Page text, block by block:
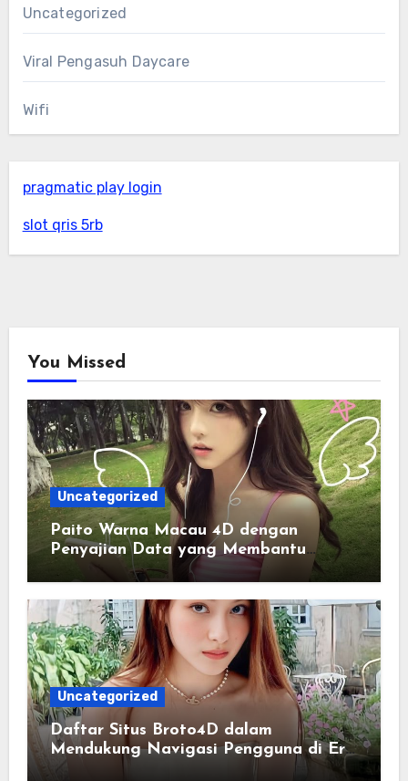
Uncategorized
Viral Pengasuh Daycare
Wifi
pragmatic play login
slot qris 5rb
You Missed
Uncategorized
Paito Warna Macau 4D dengan
Penyajian Data yang Membantu
Memahami Pola Informasi Secara
Efektif
Uncategorized
Daftar Situs Broto4D dalam
Mendukung Navigasi Pengguna di Era
Digital Terintegrasi